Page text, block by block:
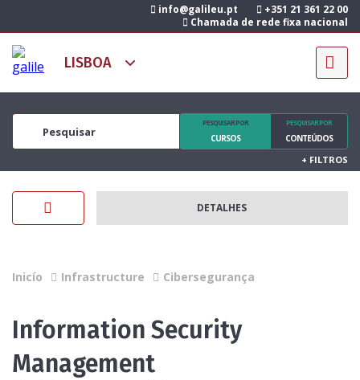
info@galileu.pt
+351 21 361 22 00
Chamada de rede fixa nacional
PESQUISAR POR
CURSOS
PESQUISAR POR
CONTEÚDOS
+ FILTROS
DETALHES
Inicío Infrastructure Cibersegurança
Information Security
Management